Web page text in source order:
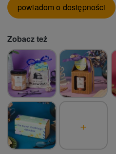
powiadom o dostępności
Zobacz też
+